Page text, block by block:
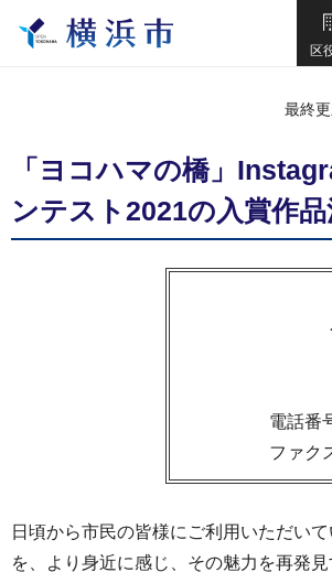
区
最終
「ヨコハマの橋」
ンテスト2021の入賞作品
電話番
ファク
日頃から市民の皆様にご利用いただいて
を、より身近に感じ、その魅力を再発